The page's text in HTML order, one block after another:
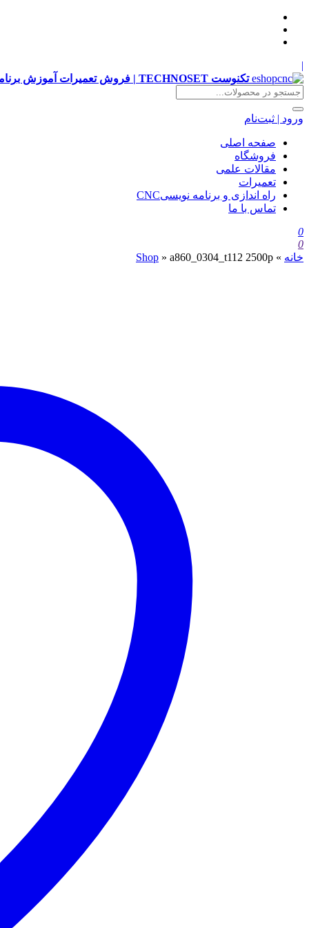
|
تکنوست TECHNOSET | فروش تعمیرات آموزش برنامه نویسی cnc زیمنس فانوک هایدن siemens ,fanuc, heidenhain ,hust, gsk
ورود | ثبت‌نام
صفحه اصلی
فروشگاه
مقالات علمی
تعمیرات
راه اندازی و برنامه نویسیCNC
تماس با ما
0
0
خانه »
Shop » a860_0304_t112 2500p